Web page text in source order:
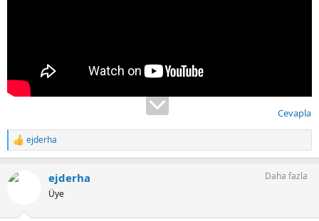
Cevapla
T
e
k
ejderha
ejderha
Üye
Daha fazla